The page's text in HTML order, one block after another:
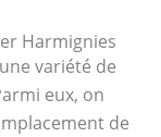
Harmignies
variété de
eux, on
de